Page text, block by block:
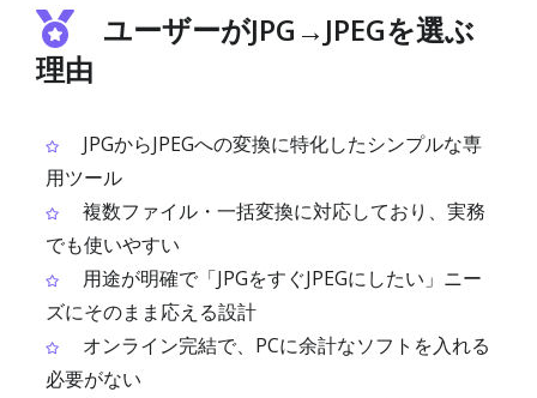
ユーザーがJPG→JPEGを選ぶ
理由
JPGからJPEGへの変換に特化したシンプルな専
用ツール
複数ファイル・一括変換に対応しており、実務
でも使いやすい
用途が明確で「JPGをすぐJPEGにしたい」ニー
ズにそのまま応える設計
オンライン完結で、PCに余計なソフトを入れる
必要がない